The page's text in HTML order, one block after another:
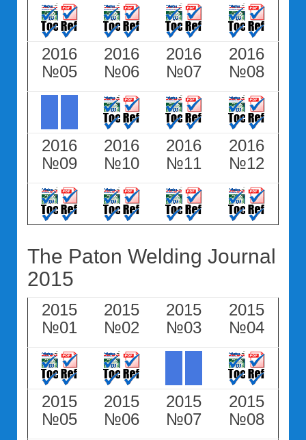
2016
№05
2016
№06
2016
№07
2016
№08
2016
№09
2016
№10
2016
№11
2016
№12
The Paton Welding Journal
2015
2015
№01
2015
№02
2015
№03
2015
№04
2015
№05
2015
№06
2015
№07
2015
№08